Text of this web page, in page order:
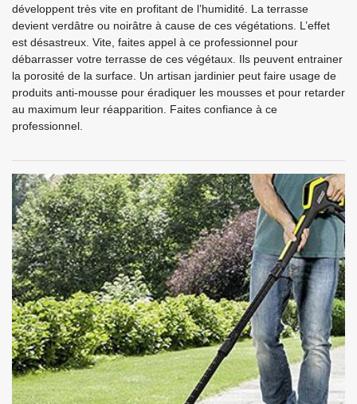
développent très vite en profitant de l’humidité. La terrasse
devient verdâtre ou noirâtre à cause de ces végétations. L’effet
est désastreux. Vite, faites appel à ce professionnel pour
débarrasser votre terrasse de ces végétaux. Ils peuvent entrainer
la porosité de la surface. Un artisan jardinier peut faire usage de
produits anti-mousse pour éradiquer les mousses et pour retarder
au maximum leur réapparition. Faites confiance à ce
professionnel.